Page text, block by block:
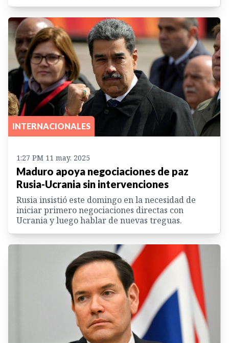
INTERNACIONALES
1:27 PM 11 may. 2025
Maduro apoya negociaciones de paz
Rusia-Ucrania sin intervenciones
Rusia insistió este domingo en la necesidad de
iniciar primero negociaciones directas con
Ucrania y luego hablar de nuevas treguas.